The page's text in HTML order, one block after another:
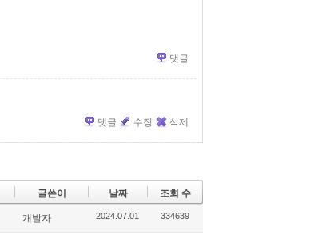
댓글
댓글
수정 삭제
글쓴이 날짜 조회 수
개발자 2024.07.01 334639